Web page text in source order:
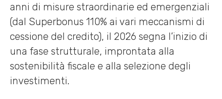
anni di misure straordinarie ed emergenziali
(dal Superbonus 110% ai vari meccanismi di
cessione del credito), il 2026 segna l’inizio di
una fase strutturale, improntata alla
sostenibilità fiscale e alla selezione degli
investimenti.